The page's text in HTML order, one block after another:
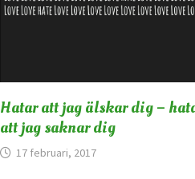
Hatar att jag älskar dig –
att jag saknar dig
17 februari, 2017